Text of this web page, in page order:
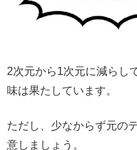
2次元から1次元に減らし
味は果たしています。
ただし、少なからず元の
意しましょう。